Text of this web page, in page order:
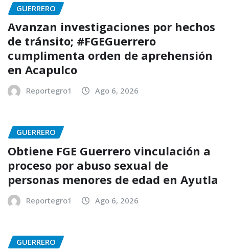
GUERRERO
Avanzan investigaciones por hechos
de tránsito; #FGEGuerrero
cumplimenta orden de aprehensión
en Acapulco
Reportegro1 Ago 6, 2026
GUERRERO
Obtiene FGE Guerrero vinculación a
proceso por abuso sexual de
personas menores de edad en Ayutla
Reportegro1 Ago 6, 2026
GUERRERO